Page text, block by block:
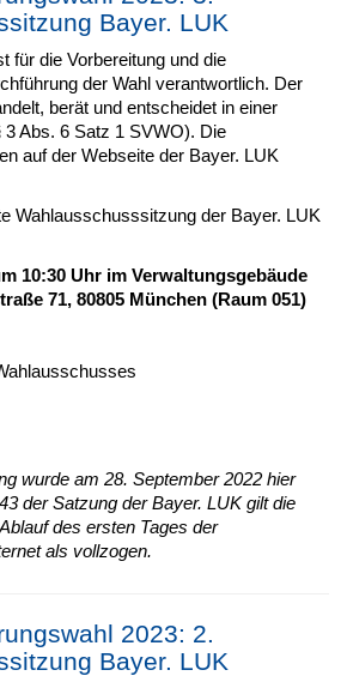
Bayer. LUK
für die Vorbereitung und die
der Wahl verantwortlich. Der
berät und entscheidet in einer
Abs. 6 Satz 1 SVWO). Die
auf der Webseite der Bayer. LUK
Wahlausschusssitzung der Bayer. LUK
10:30 Uhr im Verwaltungsgebäude
71, 80805 München (Raum 051)
wurde am 28. September 2022 hier
der Satzung der Bayer. LUK gilt die
des ersten Tages der
als vollzogen.
2023: 2.
Bayer. LUK